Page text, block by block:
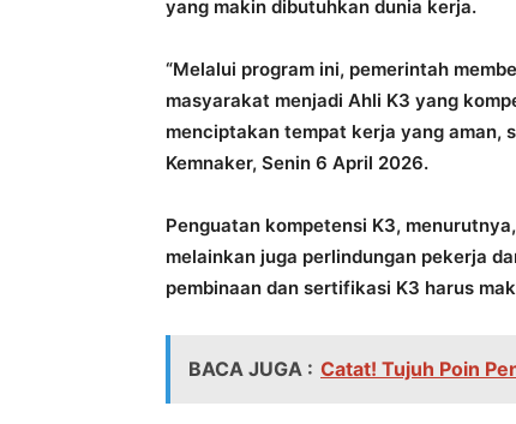
yang makin dibutuhkan dunia kerja.
“Melalui program ini, pemerintah
masyarakat menjadi Ahli K3 yang
menciptakan tempat kerja yang aman,
Kemnaker, Senin 6 April 2026.
Penguatan kompetensi K3,
melainkan juga perlindungan pekerja
pembinaan dan sertifikasi K3 harus
BACA JUGA : Catat! Tujuh Poin